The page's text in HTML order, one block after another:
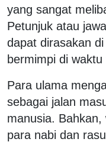
yang sangat
Petunjuk atau
dapat dirasakan
bermimpi di waktu
Para ulama
sebagai jalan
manusia. Bahkan,
para nabi dan